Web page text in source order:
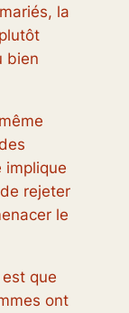
la
bien
implique
rejeter
le
que
ont